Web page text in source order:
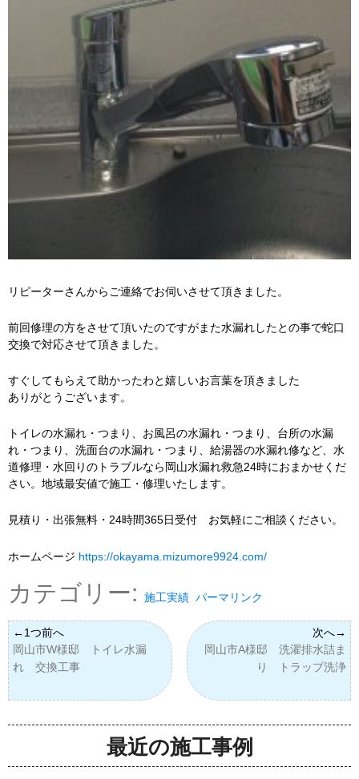
リピーターさんからご連絡でお伺いさせて頂きました。
前回修理の方をさせて頂いたのですがまた水漏れしたとの事で蛇口
交換で対応させて頂きました。
すぐしてもらえて助かったわと嬉しいお言葉を頂きました
ありがとうございます。
トイレの水漏れ・つまり、お風呂の水漏れ・つまり、台所の水漏
れ・つまり、洗面台の水漏れ・つまり、給湯器の水漏れ修など、水
道修理・水回りのトラブルなら岡山水漏れ救急24時におまかせくだ
さい。地域最安値で施工・修理いたします。
見積り・出張無料・24時間365日受付 お気軽にご相談ください。
ホームページ https://okayama.mizumore9924.com/
カテゴリー: 施工実績 パーマリンク
岡山市W様邸 トイレ水漏
れ 交換工事
岡山市A様邸 洗濯排水詰ま
り トラップ洗浄
最近の施工事例